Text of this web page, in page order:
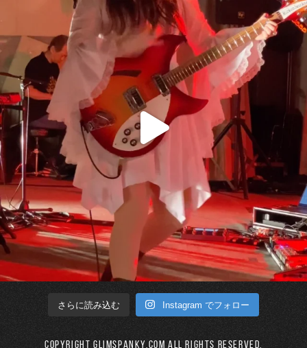
さらに読み込む Instagram でフォロー
Copyright GLIMSPANKY.COM All Rights Reserved.